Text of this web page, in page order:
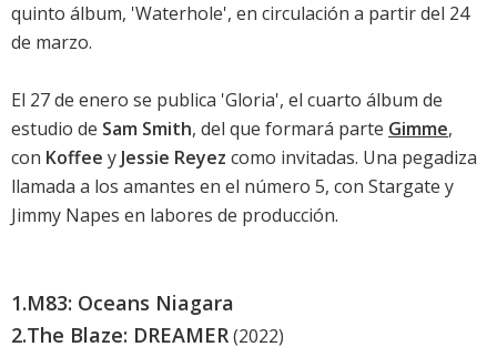
quinto álbum, 'Waterhole', en circulación a partir del 24
de marzo.
El 27 de enero se publica 'Gloria', el cuarto álbum de
estudio de Sam Smith, del que formará parte Gimme,
con Koffee y Jessie Reyez como invitadas. Una pegadiza
llamada a los amantes en el número 5, con Stargate y
Jimmy Napes en labores de producción.
1.M83: Oceans Niagara
2.The Blaze: DREAMER(2022)